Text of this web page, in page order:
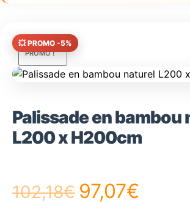
PROMO !
💥 PROMO -5%
Palissade en bambou
L200 x H200cm
102,18€ Le
97,07€